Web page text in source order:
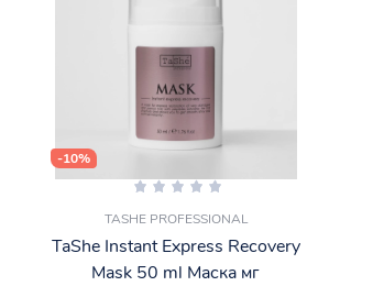
-10%
TASHE PROFESSIONAL
TaShe Instant Express Recovery
Mask 50 ml Маска мг